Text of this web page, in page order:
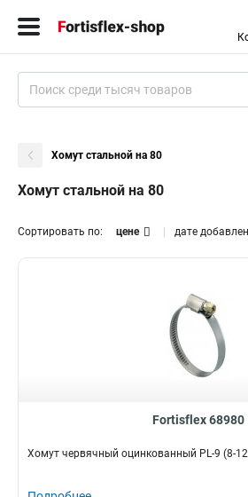
Хомут стальной на 80
Хомут стальной на 80
Сортировать по: цене дате
Fortisflex 68980
Хомут червячный оцинкованный PL-9 (8-